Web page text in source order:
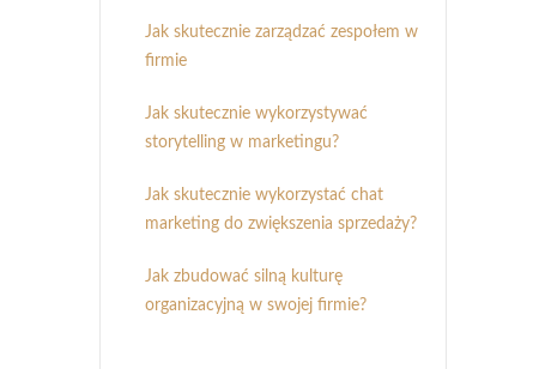
Jak skutecznie zarządzać zespołem w
firmie
Jak skutecznie wykorzystywać
storytelling w marketingu?
Jak skutecznie wykorzystać chat
marketing do zwiększenia sprzedaży?
Jak zbudować silną kulturę
organizacyjną w swojej firmie?